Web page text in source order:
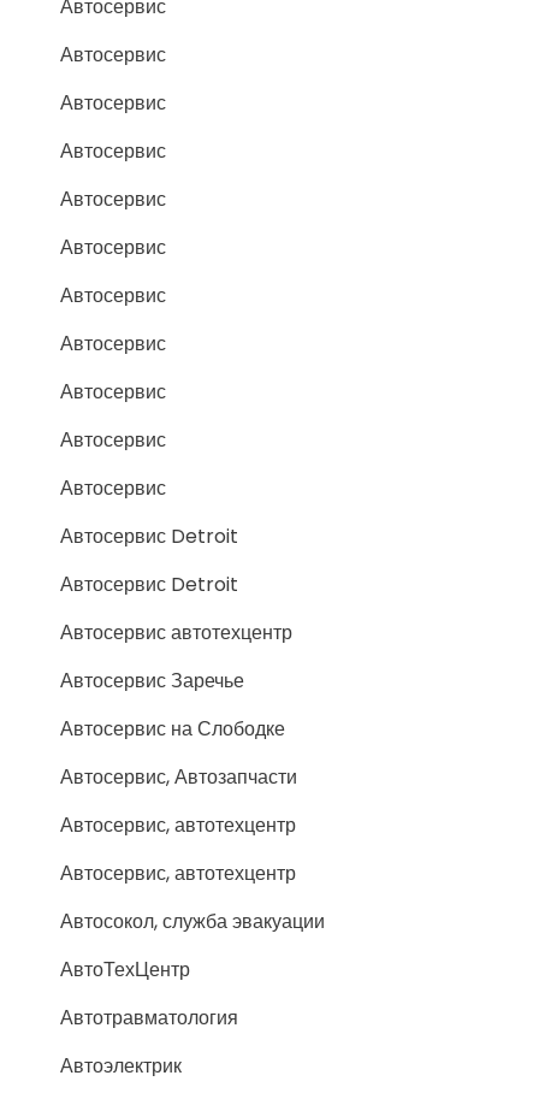
Автосервис
Автосервис
Автосервис
Автосервис
Автосервис
Автосервис
Автосервис
Автосервис
Автосервис
Автосервис
Автосервис
Автосервис Detroit
Автосервис Detroit
Автосервис автотехцентр
Автосервис Заречье
Автосервис на Слободке
Автосервис, Автозапчасти
Автосервис, автотехцентр
Автосервис, автотехцентр
Автосокол, служба эвакуации
АвтоТехЦентр
Автотравматология
Автоэлектрик